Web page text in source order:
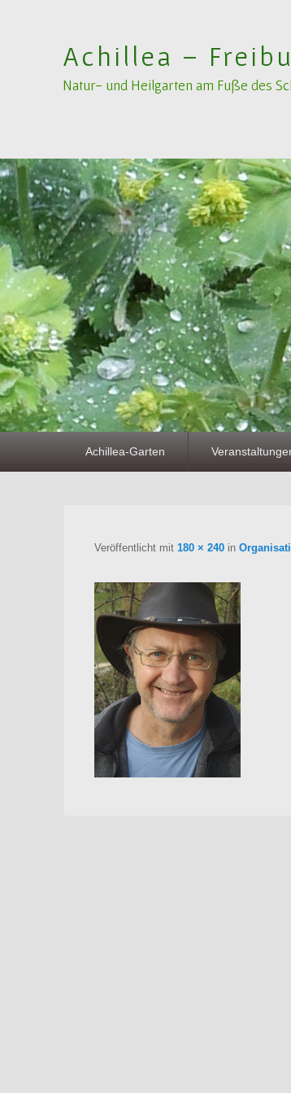
Achillea –
Natur- und Heilgarten am Fuße des
Achillea-Garten
Veröffentlicht mit 180 × 240 in